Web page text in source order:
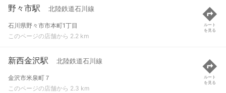
野々市駅 北陸鉄道石川線
石川県野々市市本町1丁目
このページの店舗から 2.2 km
ルート
を見る
新西金沢駅 北陸鉄道石川線
金沢市米泉町７
このページの店舗から 2.3 km
ルート
を見る